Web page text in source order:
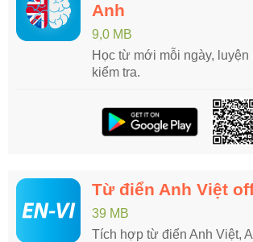
Anh
9,0 MB
Học từ mới mỗi ngày, luyện
kiểm tra.
Từ điển Anh Việt
39 MB
Tích hợp từ điển Anh Việt,